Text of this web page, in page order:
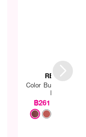
REVLON
Color Burst Matte
Balm
฿261